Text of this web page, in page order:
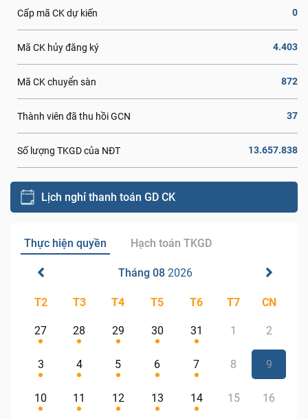
Cấp mã CK dự kiến 0
Mã CK hủy đăng ký 4.403
Mã CK chuyển sàn 872
Thành viên đã thu hồi GCN 37
Số lượng TKGD của NĐT 13.657.838
Lịch nghỉ thanh toán GD CK
Thực hiện quyền Hạch toán TKGD
Tháng 08 2026
T2 T3 T4 T5 T6 T7 CN
27 28 29 30 31 1 2
3 4 5 6 7 8 9
10 11 12 13 14 15 16